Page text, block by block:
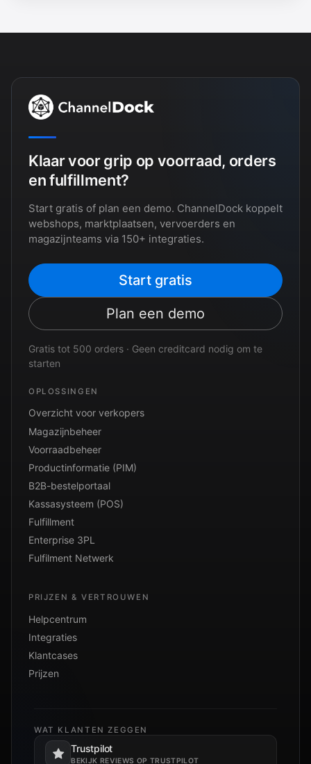
Klaar voor grip op voorraad, orders
en fulfillment?
Start gratis of plan een demo. ChannelDock koppelt
webshops, marktplaatsen, vervoerders en
magazijnteams via 150+ integraties.
Start gratis
Plan een demo
Gratis tot 500 orders · Geen creditcard nodig om te
starten
OPLOSSINGEN
Overzicht voor verkopers
Magazijnbeheer
Voorraadbeheer
Productinformatie (PIM)
B2B-bestelportaal
Kassasysteem (POS)
Fulfillment
Enterprise 3PL
Fulfilment Netwerk
PRIJZEN & VERTROUWEN
Helpcentrum
Integraties
Klantcases
Prijzen
WAT KLANTEN ZEGGEN
Trustpilot
BEKIJK REVIEWS OP TRUSTPILOT
Opent in een nieuw tabblad.